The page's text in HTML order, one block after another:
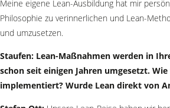
Meine eigene Lean-Ausbildung hat mir
Philosophie zu verinnerlichen und Lean-
und umzusetzen.
Staufen: Lean-Maßnahmen werden in
schon seit einigen Jahren umgesetzt.
implementiert? Wurde Lean direkt von